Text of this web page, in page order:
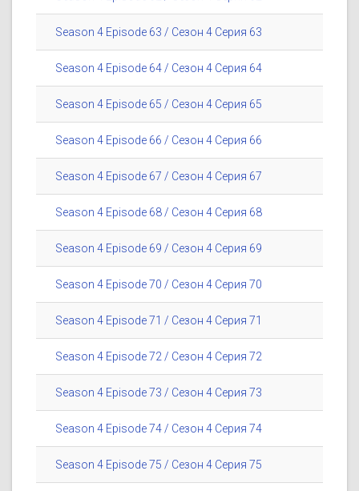
Season 4 Episode 63 / Сезон 4 Серия 63
Season 4 Episode 64 / Сезон 4 Серия 64
Season 4 Episode 65 / Сезон 4 Серия 65
Season 4 Episode 66 / Сезон 4 Серия 66
Season 4 Episode 67 / Сезон 4 Серия 67
Season 4 Episode 68 / Сезон 4 Серия 68
Season 4 Episode 69 / Сезон 4 Серия 69
Season 4 Episode 70 / Сезон 4 Серия 70
Season 4 Episode 71 / Сезон 4 Серия 71
Season 4 Episode 72 / Сезон 4 Серия 72
Season 4 Episode 73 / Сезон 4 Серия 73
Season 4 Episode 74 / Сезон 4 Серия 74
Season 4 Episode 75 / Сезон 4 Серия 75